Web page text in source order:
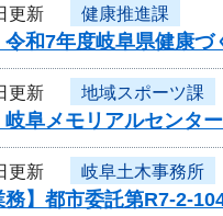
更新 健康推進課
令和7年度岐阜県健康
更新 地域スポーツ課
岐阜メモリアルセンタ
更新 岐阜土木事務所
務】都市委託第R7-2-